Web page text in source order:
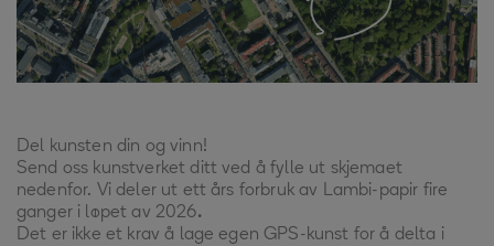
Del kunsten din og vinn!
Send oss kunstverket ditt ved å fylle ut skjemaet
nedenfor. Vi deler ut ett års forbruk av Lambi-papir fire
ganger i løpet av 2026.
Det er ikke et krav å lage egen GPS-kunst for å delta i